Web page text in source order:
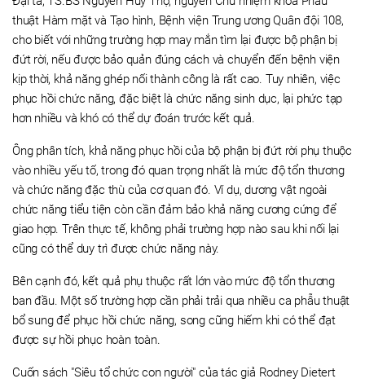
thuật Hàm mặt và Tạo hình, Bệnh viện Trung ương Quân đội 108,
cho biết với những trường hợp may mắn tìm lại được bộ phận bị
đứt rời, nếu được bảo quản đúng cách và chuyển đến bệnh viện
kịp thời, khả năng ghép nối thành công là rất cao. Tuy nhiên, việc
phục hồi chức năng, đặc biệt là chức năng sinh dục, lại phức tạp
hơn nhiều và khó có thể dự đoán trước kết quả.
Ông phân tích, khả năng phục hồi của bộ phận bị đứt rời phụ thuộc
vào nhiều yếu tố, trong đó quan trọng nhất là mức độ tổn thương
và chức năng đặc thù của cơ quan đó. Ví dụ, dương vật ngoài
chức năng tiểu tiện còn cần đảm bảo khả năng cương cứng để
giao hợp. Trên thực tế, không phải trường hợp nào sau khi nối lại
cũng có thể duy trì được chức năng này.
Bên cạnh đó, kết quả phụ thuộc rất lớn vào mức độ tổn thương
ban đầu. Một số trường hợp cần phải trải qua nhiều ca phẫu thuật
bổ sung để phục hồi chức năng, song cũng hiếm khi có thể đạt
được sự hồi phục hoàn toàn.
Cuốn sách "Siêu tổ chức con người" của tác giả Rodney Dietert